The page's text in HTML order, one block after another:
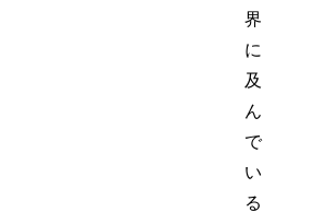
界
に
及
ん
で
い
る